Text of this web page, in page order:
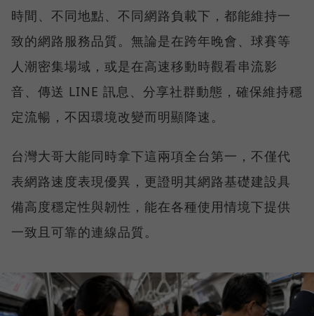
時間、不同地點、不同網路負載下，都能維持一
致的網路服務品質。無論是在跨年晚會、球賽等
人潮密集場域，或是在高速移動時觀看串流影
音、傳送 LINE 訊息、分享社群動態，確保維持穩
定流暢，不因環境改變而明顯降速。
台灣大哥大能同時拿下這兩項全台第一，不僅代
表網路速度表現優異，更證明其網路基礎建設具
備高度穩定性與韌性，能在各種使用情境下提供
一致且可靠的連線品質。